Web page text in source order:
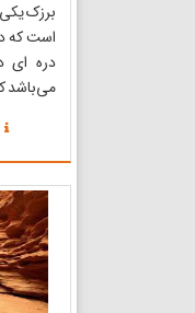
برزک
است که
دره ای
می‌باشد
برزک با
منطقه
منطقه
داشتن